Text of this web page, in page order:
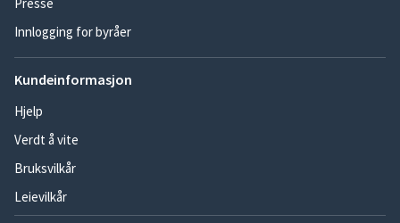
Innlogging for byråer
Kundeinformasjon
Hjelp
Verdt å vite
Bruksvilkår
Leievilkår